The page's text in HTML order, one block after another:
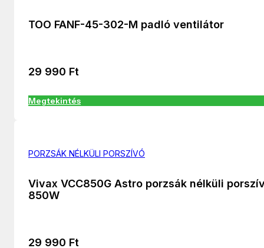
TOO FANF-45-302-M padló ventilátor
29 990 Ft
Megtekintés
PORZSÁK NÉLKÜLI PORSZÍVÓ
Vivax VCC850G Astro porzsák nélküli
850W
29 990 Ft